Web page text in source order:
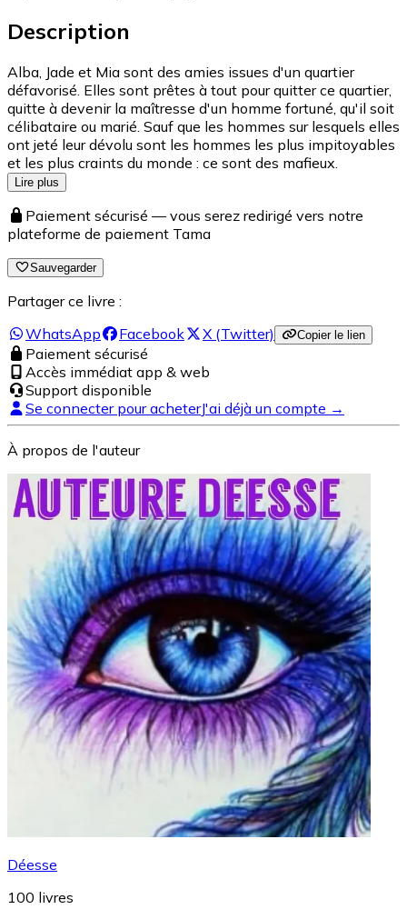
Description
Alba, Jade et Mia sont des amies issues d'un quartier
défavorisé. Elles sont prêtes à tout pour quitter ce quartier,
quitte à devenir la maîtresse d'un homme fortuné, qu'il soit
célibataire ou marié. Sauf que les hommes sur lesquels elles
ont jeté leur dévolu sont les hommes les plus impitoyables
et les plus craints du monde : ce sont des mafieux.
Lire plus
Paiement sécurisé — vous serez redirigé vers notre
plateforme de paiement Tama
Sauvegarder
Partager ce livre :
WhatsApp
Facebook X (Twitter) Copier le lien
Paiement sécurisé
Accès immédiat app & web
Support disponible
Se connecter pour acheterJ'ai déjà un compte →
À propos de l'auteur
Déesse
100 livres